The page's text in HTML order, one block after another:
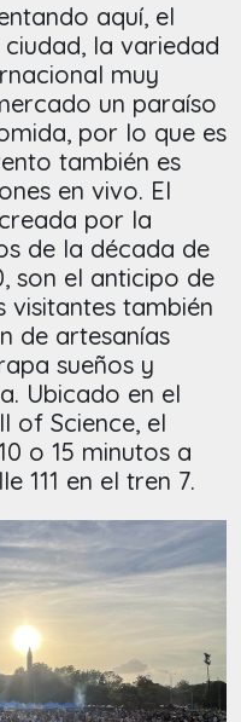
aquí, el
la variedad
muy
un paraíso
por lo que es
también es
en vivo. El
por la
de la década de
son el anticipo de
visitantes también
de artesanías
sueños y
Ubicado en el
of Science, el
o 15 minutos a
111 en el tren 7.